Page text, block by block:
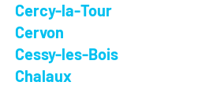
Cercy-la-Tour
Cervon
Cessy-les-Bois
Chalaux